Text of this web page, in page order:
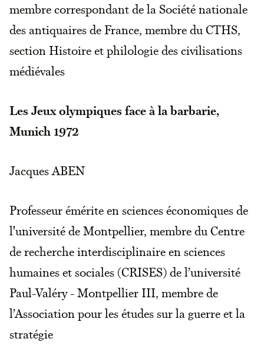
membre correspondant de la Société nationale
des antiquaires de France, membre du CTHS,
section Histoire et philologie des civilisations
médiévales
Les Jeux olympiques face à la barbarie,
Munich 1972
Jacques ABEN
Professeur émérite en sciences économiques de
l'université de Montpellier, membre du Centre
de recherche interdisciplinaire en sciences
humaines et sociales (CRISES) de l’université
Paul-Valéry - Montpellier III, membre de
l’Association pour les études sur la guerre et la
stratégie